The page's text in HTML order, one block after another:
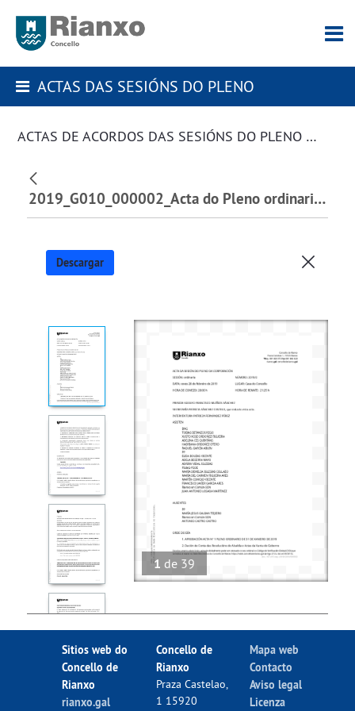
ACTAS DAS SESIÓNS DO PLENO
ACTAS DE ACORDOS DAS SESIÓNS DO PLENO DA CORPORACIÓN
2019_G010_000002_Acta do Pleno ordinario 28 de febreiro de 2019_107415.pdf
Descargar
1 de 39
Sitios web do
Concello de
Rianxo
rianxo.gal
Concello de
Rianxo
Praza Castelao,
1 15920
Mapa web
Contacto
Aviso legal
Licenza